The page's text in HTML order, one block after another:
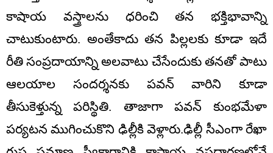
కాషాయ వస్త్రాలను ధరించి తన భక్తిభావాన్ని
చాటుకుంటారు. అంతేకాదు తన పిల్లలకు కూడా ఇదే
రీతి సంప్రదాయాన్ని అలవాటు చేసేందుకు తనతో పాటు
ఆలయాల సందర్శనకు పవన్ వారిని కూడా
తీసుకెళ్తున్న పరిస్థితి. తాజాగా పవన్ కుంభమేళా
పర్యటన ముగించుకొని ఢిల్లీకి వెళ్లారు.ఢిల్లీ సీఎంగా రేఖా